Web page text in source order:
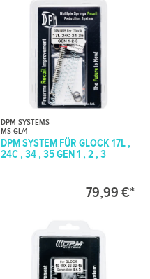
DPM SYSTEMS
MS-GL/4
DPM SYSTEM FÜR GLOCK 17L ,
24C , 34 , 35 GEN 1 , 2 , 3
79,99 €*